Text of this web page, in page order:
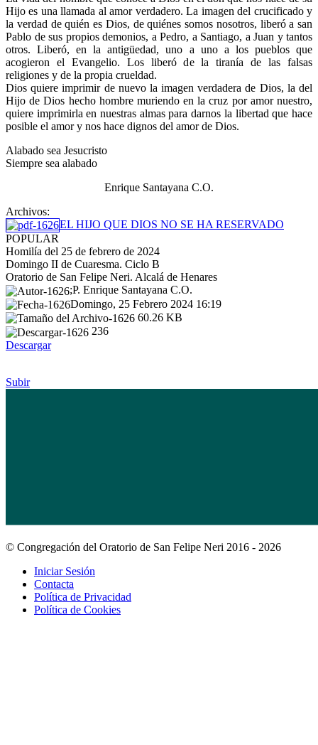
Hijo es una llamada al amor verdadero. La imagen del crucificado y
la verdad de quién es Dios, de quiénes somos nosotros, liberó a san
Pablo de sus propios demonios, a Pedro, a Santiago, a Juan y tantos
otros. Liberó, en la antigüedad, uno a uno a los pueblos que
acogieron el Evangelio. Los liberó de la tiranía de las falsas
religiones y de la propia crueldad.
Dios quiere imprimir de nuevo la imagen verdadera de Dios, la del
Hijo de Dios hecho hombre muriendo en la cruz por amor nuestro,
quiere imprimirla en nuestras almas para darnos la libertad que hace
posible el amor y nos hace dignos del amor de Dios.
Alabado sea Jesucristo
Siempre sea alabado
Enrique Santayana C.O.
Archivos:
EL HIJO QUE DIOS NO SE HA RESERVADO
POPULAR
Homilía del 25 de febrero de 2024
Domingo II de Cuaresma. Ciclo B
Oratorio de San Felipe Neri. Alcalá de Henares
;P. Enrique Santayana C.O.
Domingo, 25 Febrero 2024 16:19
60.26 KB
236
Descargar
Subir
© Congregación del Oratorio de San Felipe Neri 2016 - 2026
Iniciar Sesión
Contacta
Política de Privacidad
Política de Cookies